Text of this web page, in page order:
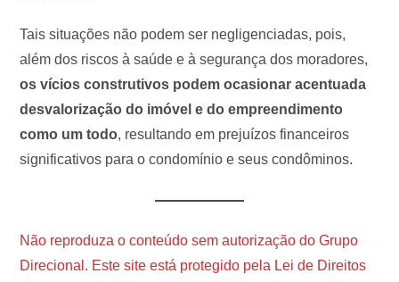
Tais situações não podem ser negligenciadas, pois,
além dos riscos à saúde e à segurança dos moradores,
os vícios construtivos podem ocasionar acentuada
desvalorização do imóvel e do empreendimento
como um todo, resultando em prejuízos financeiros
significativos para o condomínio e seus condôminos.
Não reproduza o conteúdo sem autorização do Grupo
Direcional. Este site está protegido pela Lei de Direitos